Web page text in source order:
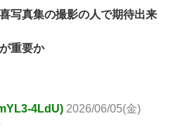
写真集の撮影の人で期待出来
重要か
4LdU) 2026/06/05(金)